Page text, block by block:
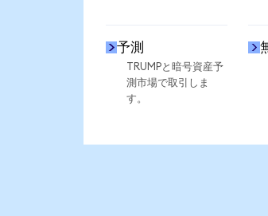
予測
TRUMPと暗号資産予
測市場で取引しま
す。